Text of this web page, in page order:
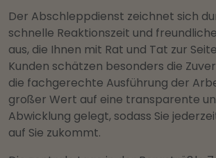
Der Abschleppdienst zeichnet sich
schnelle Reaktionszeit und
aus, die Ihnen mit Rat und Tat zur
Kunden schätzen besonders die
die fachgerechte Ausführung der
großer Wert auf eine transparente
Abwicklung gelegt, sodass Sie
auf Sie zukommt.